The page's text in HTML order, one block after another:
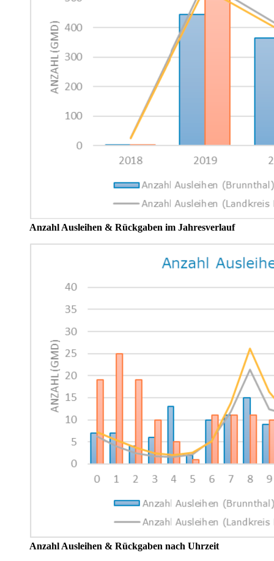
Anzahl Ausleihen & Rückgaben im Jahresverlauf
Anzahl Ausleihen & Rückgaben nach Uhrzeit